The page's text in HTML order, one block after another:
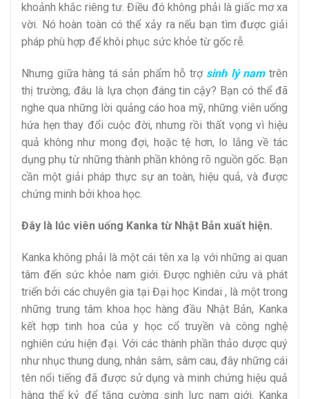
khoảnh khắc riêng tư. Điều đó không phải là giấc mơ xa
vời. Nó hoàn toàn có thể xảy ra nếu bạn tìm được giải
pháp phù hợp để khôi phục sức khỏe từ gốc rễ.
Nhưng giữa hàng tá sản phẩm hỗ trợ sinh lý namtrên
thị trường, đâu là lựa chọn đáng tin cậy? Bạn có thể đã
nghe qua những lời quảng cáo hoa mỹ, những viên uống
hứa hẹn thay đổi cuộc đời, nhưng rồi thất vọng vì hiệu
quả không như mong đợi, hoặc tệ hơn, lo lắng về tác
dụng phụ từ những thành phần không rõ nguồn gốc. Bạn
cần một giải pháp thực sự an toàn, hiệu quả, và được
chứng minh bởi khoa học.
Đây là lúc viên uống Kanka từ Nhật Bản xuất hiện.
Kanka không phải là một cái tên xa lạ với những ai quan
tâm đến sức khỏe nam giới. Được nghiên cứu và phát
triển bởi các chuyên gia tại Đại học Kindai , là một trong
những trung tâm khoa học hàng đầu Nhật Bản, Kanka
kết hợp tinh hoa của y học cổ truyền và công nghệ
nghiên cứu hiện đại. Với các thành phần thảo dược quý
như nhục thung dung, nhân sâm, sâm cau, đây những cái
tên nổi tiếng đã được sử dụng và minh chứng hiệu quả
hàng thế kỷ để tăng cường sinh lực nam giới. Kanka